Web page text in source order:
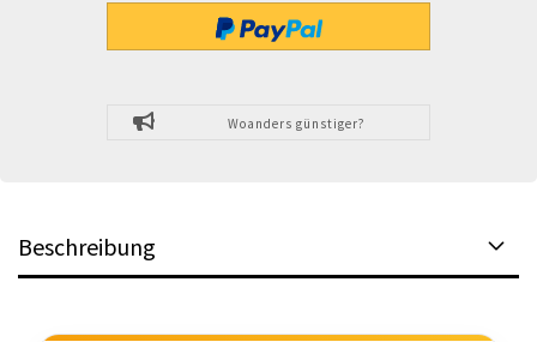
Woanders günstiger?
Beschreibung